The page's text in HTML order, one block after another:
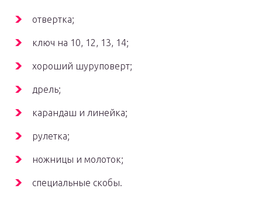
отвертка;
ключ на 10, 12, 13, 14;
хороший шуруповерт;
дрель;
карандаш и линейка;
рулетка;
ножницы и молоток;
специальные скобы.